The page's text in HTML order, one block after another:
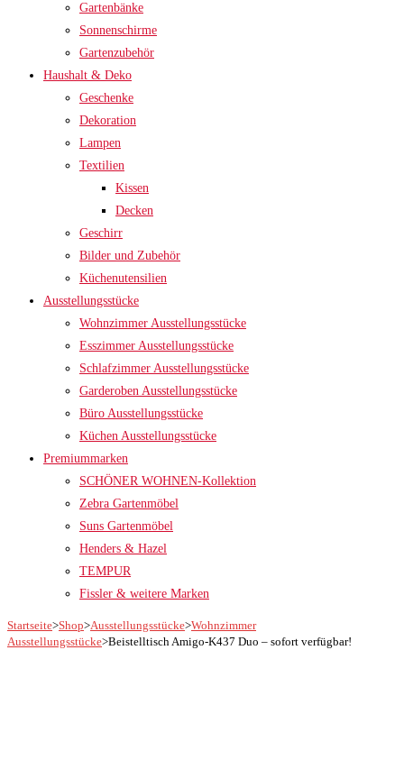
Gartenbänke
Sonnenschirme
Gartenzubehör
Haushalt & Deko
Geschenke
Dekoration
Lampen
Textilien
Kissen
Decken
Geschirr
Bilder und Zubehör
Küchenutensilien
Ausstellungsstücke
Wohnzimmer Ausstellungsstücke
Esszimmer Ausstellungsstücke
Schlafzimmer Ausstellungsstücke
Garderoben Ausstellungsstücke
Büro Ausstellungsstücke
Küchen Ausstellungsstücke
Premiummarken
SCHÖNER WOHNEN-Kollektion
Zebra Gartenmöbel
Suns Gartenmöbel
Henders & Hazel
TEMPUR
Fissler & weitere Marken
Startseite>Shop>Ausstellungsstücke>Wohnzimmer
Ausstellungsstücke>Beistelltisch Amigo-K437 Duo – sofort verfügbar!